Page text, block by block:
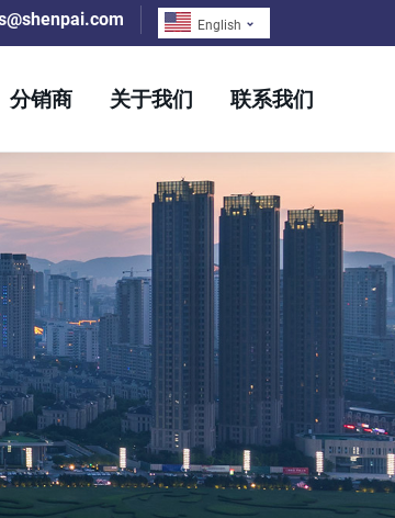
English
分销商 关于我们 联系我们